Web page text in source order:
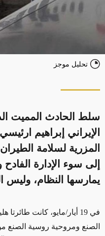
تحليل موجز
سلط الحادث المميت
الإيراني إبراهيم
المزرية لسلامة
إلى سوء الإدارة
يمارسها النظام، وليس